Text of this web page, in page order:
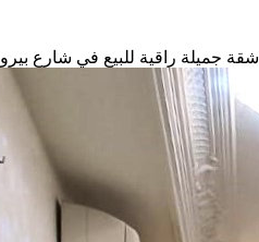
شقة جميلة راقية للبيع في شارع